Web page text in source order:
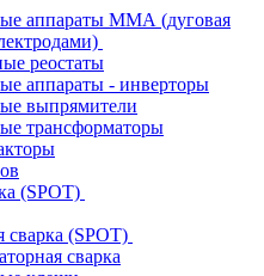
аппараты ММА (дуговая
реостаты
аппараты - инверторы
выпрямители
трансформаторы
(SPOT)
сварка (SPOT)
сварка